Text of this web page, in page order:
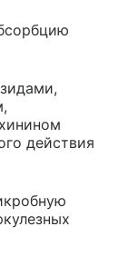
действия